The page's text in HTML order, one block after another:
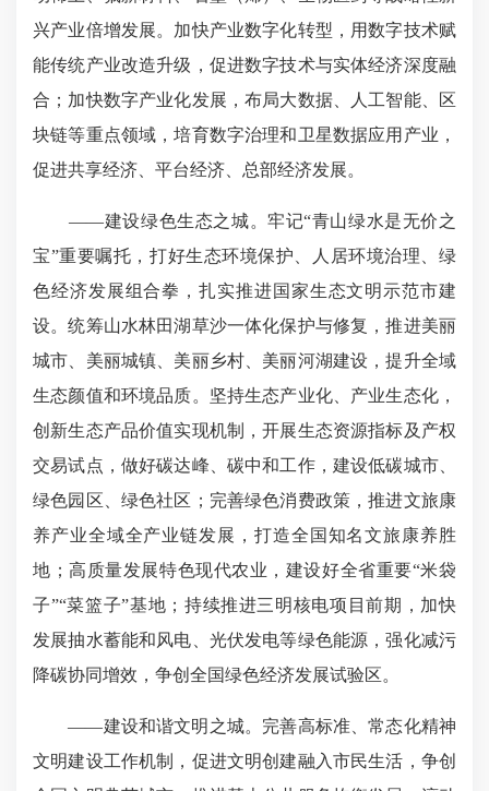
兴产业倍增发展。加快产业数字化转型，用数字技术赋
能传统产业改造升级，促进数字技术与实体经济深度融
合；加快数字产业化发展，布局大数据、人工智能、区
块链等重点领域，培育数字治理和卫星数据应用产业，
促进共享经济、平台经济、总部经济发展。
——建设绿色生态之城。牢记“青山绿水是无价之
宝”重要嘱托，打好生态环境保护、人居环境治理、绿
色经济发展组合拳，扎实推进国家生态文明示范市建
设。统筹山水林田湖草沙一体化保护与修复，推进美丽
城市、美丽城镇、美丽乡村、美丽河湖建设，提升全域
生态颜值和环境品质。坚持生态产业化、产业生态化，
创新生态产品价值实现机制，开展生态资源指标及产权
交易试点，做好碳达峰、碳中和工作，建设低碳城市、
绿色园区、绿色社区；完善绿色消费政策，推进文旅康
养产业全域全产业链发展，打造全国知名文旅康养胜
地；高质量发展特色现代农业，建设好全省重要“米袋
子”“菜篮子”基地；持续推进三明核电项目前期，加快
发展抽水蓄能和风电、光伏发电等绿色能源，强化减污
降碳协同增效，争创全国绿色经济发展试验区。
——建设和谐文明之城。完善高标准、常态化精神
文明建设工作机制，促进文明创建融入市民生活，争创